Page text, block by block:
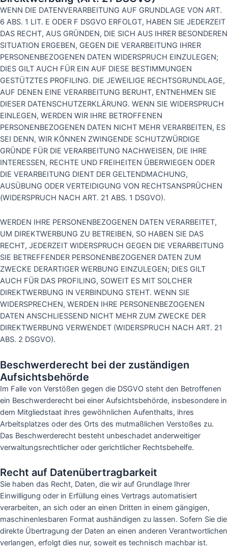
WENN DIE DATENVERARBEITUNG AUF GRUNDLAGE VON ART.
6 ABS. 1 LIT. E ODER F DSGVO ERFOLGT, HABEN SIE JEDERZEIT
DAS RECHT, AUS GRÜNDEN, DIE SICH AUS IHRER BESONDEREN
SITUATION ERGEBEN, GEGEN DIE VERARBEITUNG IHRER
PERSONENBEZOGENEN DATEN WIDERSPRUCH EINZULEGEN;
DIES GILT AUCH FÜR EIN AUF DIESE BESTIMMUNGEN
GESTÜTZTES PROFILING. DIE JEWEILIGE RECHTSGRUNDLAGE,
AUF DENEN EINE VERARBEITUNG BERUHT, ENTNEHMEN SIE
DIESER DATENSCHUTZERKLÄRUNG. WENN SIE WIDERSPRUCH
EINLEGEN, WERDEN WIR IHRE BETROFFENEN
PERSONENBEZOGENEN DATEN NICHT MEHR VERARBEITEN, ES
SEI DENN, WIR KÖNNEN ZWINGENDE SCHUTZWÜRDIGE
GRÜNDE FÜR DIE VERARBEITUNG NACHWEISEN, DIE IHRE
INTERESSEN, RECHTE UND FREIHEITEN ÜBERWIEGEN ODER
DIE VERARBEITUNG DIENT DER GELTENDMACHUNG,
AUSÜBUNG ODER VERTEIDIGUNG VON RECHTSANSPRÜCHEN
(WIDERSPRUCH NACH ART. 21 ABS. 1 DSGVO).
WERDEN IHRE PERSONENBEZOGENEN DATEN VERARBEITET,
UM DIREKTWERBUNG ZU BETREIBEN, SO HABEN SIE DAS
RECHT, JEDERZEIT WIDERSPRUCH GEGEN DIE VERARBEITUNG
SIE BETREFFENDER PERSONENBEZOGENER DATEN ZUM
ZWECKE DERARTIGER WERBUNG EINZULEGEN; DIES GILT
AUCH FÜR DAS PROFILING, SOWEIT ES MIT SOLCHER
DIREKTWERBUNG IN VERBINDUNG STEHT. WENN SIE
WIDERSPRECHEN, WERDEN IHRE PERSONENBEZOGENEN
DATEN ANSCHLIESSEND NICHT MEHR ZUM ZWECKE DER
DIREKTWERBUNG VERWENDET (WIDERSPRUCH NACH ART. 21
ABS. 2 DSGVO).
Beschwerde­recht bei der zuständigen
Aufsichts­behörde
Im Falle von Verstößen gegen die DSGVO steht den Betroffenen
ein Beschwerderecht bei einer Aufsichtsbehörde, insbesondere in
dem Mitgliedstaat ihres gewöhnlichen Aufenthalts, ihres
Arbeitsplatzes oder des Orts des mutmaßlichen Verstoßes zu.
Das Beschwerderecht besteht unbeschadet anderweitiger
verwaltungsrechtlicher oder gerichtlicher Rechtsbehelfe.
Recht auf Daten­übertrag­barkeit
Sie haben das Recht, Daten, die wir auf Grundlage Ihrer
Einwilligung oder in Erfüllung eines Vertrags automatisiert
verarbeiten, an sich oder an einen Dritten in einem gängigen,
maschinenlesbaren Format aushändigen zu lassen. Sofern Sie die
direkte Übertragung der Daten an einen anderen Verantwortlichen
verlangen, erfolgt dies nur, soweit es technisch machbar ist.